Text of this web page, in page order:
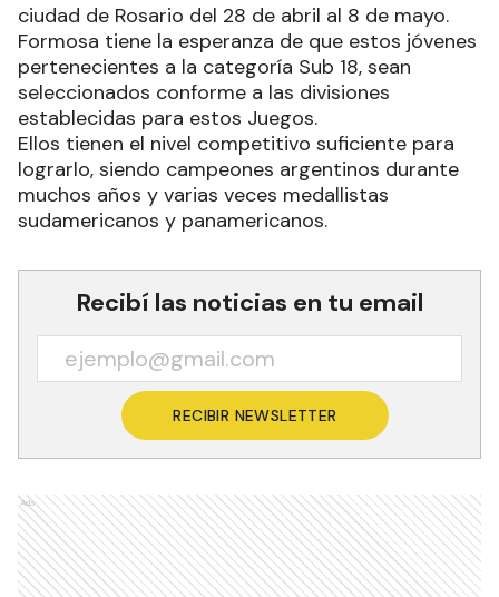
ciudad de Rosario del 28 de abril al 8 de mayo.
Formosa tiene la esperanza de que estos jóvenes
pertenecientes a la categoría Sub 18, sean
seleccionados conforme a las divisiones
establecidas para estos Juegos.
Ellos tienen el nivel competitivo suficiente para
lograrlo, siendo campeones argentinos durante
muchos años y varias veces medallistas
sudamericanos y panamericanos.
Recibí las noticias en tu email
RECIBIR NEWSLETTER
Ads